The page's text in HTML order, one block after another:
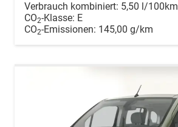
Verbrauch kombiniert: 5,50 l/100km
CO2-Klasse: E
CO2-Emissionen: 145,00 g/km